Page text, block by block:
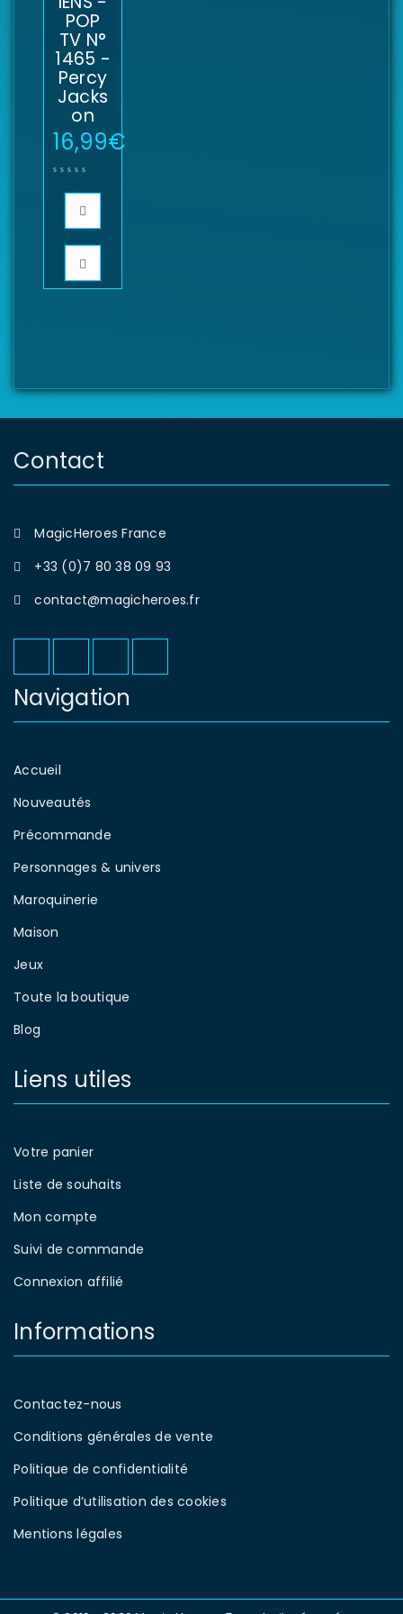
POP
TV N°
1465 -
Percy
Jacks
on
16,99€
Contact
MagicHeroes France
+33 (0)7 80 38 09 93
contact@magicheroes.fr
Navigation
Accueil
Nouveautés
Précommande
Personnages & univers
Maroquinerie
Maison
Jeux
Toute la boutique
Blog
Liens utiles
Votre panier
Liste de souhaits
Mon compte
Suivi de commande
Connexion affilié
Informations
Contactez-nous
Conditions générales de vente
Politique de confidentialité
Politique d’utilisation des cookies
Mentions légales